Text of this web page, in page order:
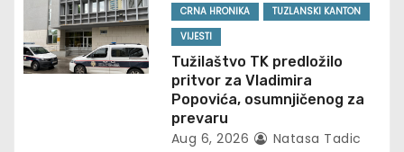
v
i
CRNA HRONIKA
TUZLANSKI KANTON
VIJESTI
Tužilaštvo TK predložilo
pritvor za Vladimira
Popovića, osumnjičenog za
prevaru
Aug 6, 2026 Natasa Tadic